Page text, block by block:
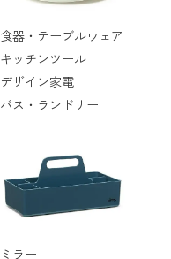
食器・テーブルウェア
キッチンツール
デザイン家電
バス・ランドリー
ミラー